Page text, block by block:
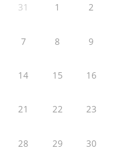
31 1 2
7 8 9
14 15 16
21 22 23
28 29 30